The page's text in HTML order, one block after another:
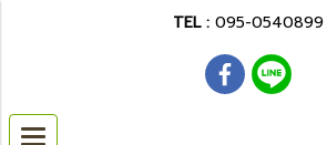
TEL : 095-0540899